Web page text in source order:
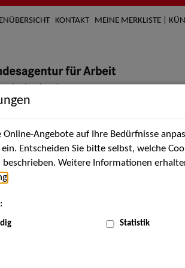
KONTAKT MEINE MERKLISTE |
Künstler*innen Über uns
Angebote auf Ihre Bedürfnisse
Entscheiden Sie bitte selbst, welche
Weitere Informationen
Statistik